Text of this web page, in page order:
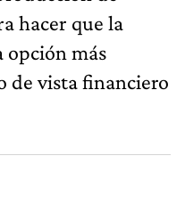
hacer que la
opción más
de vista financiero